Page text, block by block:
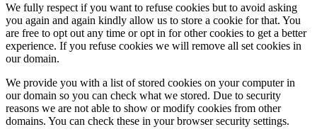
We fully respect if you want to refuse cookies but to avoid asking
you again and again kindly allow us to store a cookie for that. You
are free to opt out any time or opt in for other cookies to get a better
experience. If you refuse cookies we will remove all set cookies in
our domain.
We provide you with a list of stored cookies on your computer in
our domain so you can check what we stored. Due to security
reasons we are not able to show or modify cookies from other
domains. You can check these in your browser security settings.